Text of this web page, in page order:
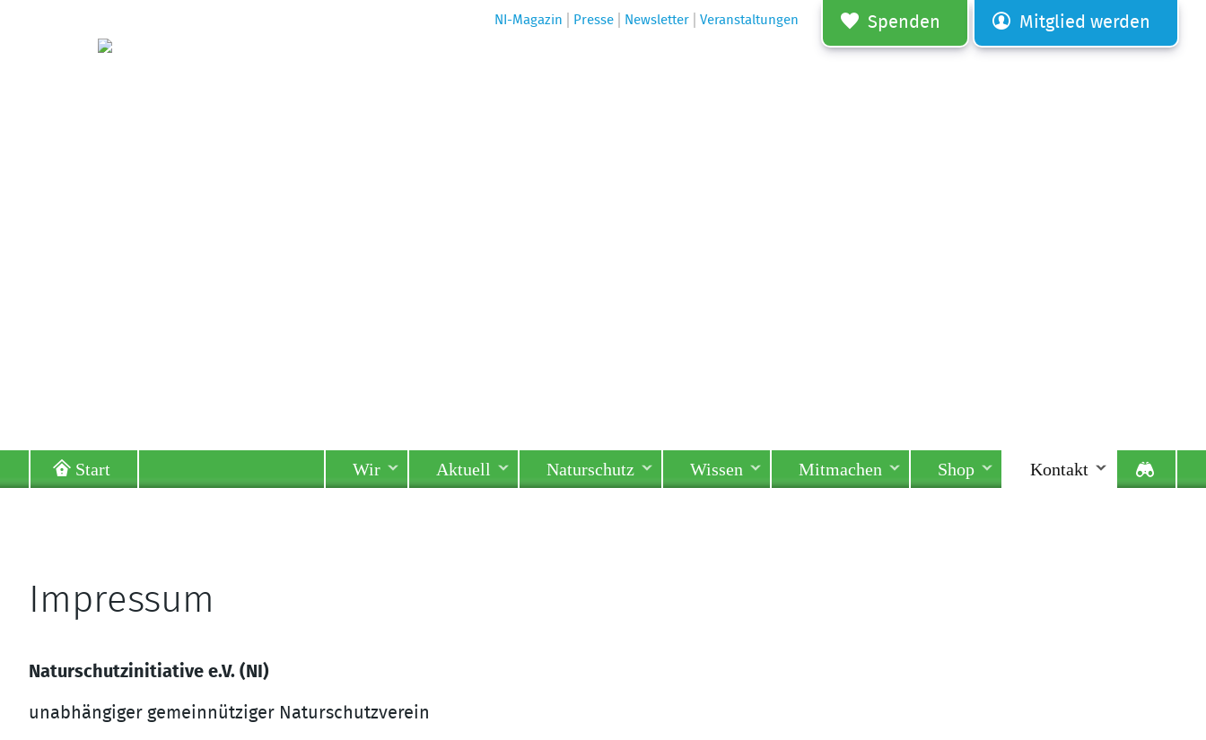
Impressum
Naturschutzinitiative e.V. (NI)
unabhängiger gemeinnütziger Naturschutzverein
NI-Magazin Presse Newsletter Veranstaltungen Spenden Mitglied werden
Start Wir Aktuell Naturschutz Wissen Mitmachen Shop Kontakt